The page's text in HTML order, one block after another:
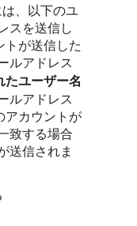
、以下のユ
スを送信し
トが送信した
ルアドレス
たユーザー名
ルアドレス
アカウントが
致する場合
送信されま